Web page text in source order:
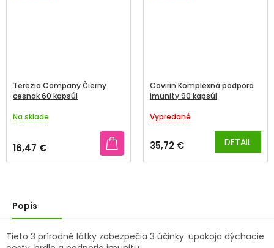
Terezia Company Čierny
cesnak 60 kapsúl
Priemerné
produktu
je
4,7
hviezdičiek.
Na sklade
16,47 €
Covirin Komplexná podpora
imunity 90 kapsúl
Priemerné
produktu
je
3,6
Vypredané
35,72 € DETAIL
Popis
Tieto 3 prírodné látky zabezpečia 3 účinky: upokoja dýchacie